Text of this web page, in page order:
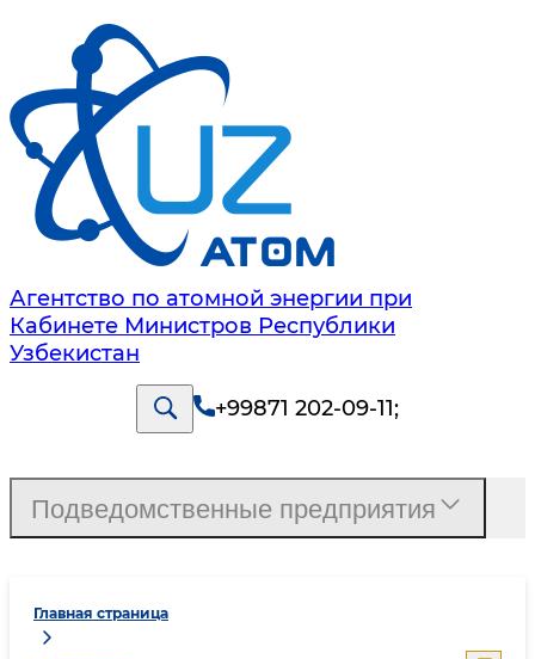
Агентство по атомной энергии при
Кабинете Министров Республики
Узбекистан
+99871 202-09-11;
Главная страница
Подведомственные предприятия